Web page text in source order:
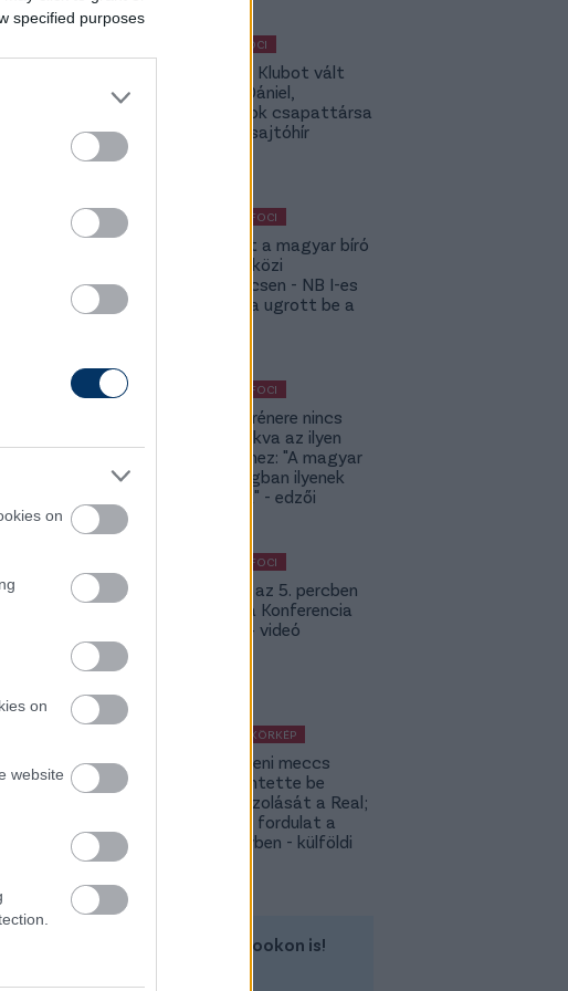
specified purposes
on
on
website
MAGYAR FOCI
Légiósok: Klubot vált
Gazdag Dániel,
világbajnok csapattársa
is lehet - sajtóhír
KÜLFÖLDI FOCI
Megsérült a magyar bíró
a nemzetközi
kupameccsen - NB I-es
honfitársa ugrott be a
KÜLFÖLDI FOCI
A DVSC trénere nincs
hozzászokva az ilyen
meccsekhez: "A magyar
bajnokságban ilyenek
nincsenek" - edzői
KÜLFÖLDI FOCI
Bolla már az 5. percben
betalált a Konferencia
Ligában – videó
KÜLFÖLDI KÖRKÉP
A Fradi elleni meccs
előtt jelentette be
rekordigazolását a Real;
hatalmas fordulat a
Rodri-ügyben - külföldi
Kövess minket a Facebookon is!